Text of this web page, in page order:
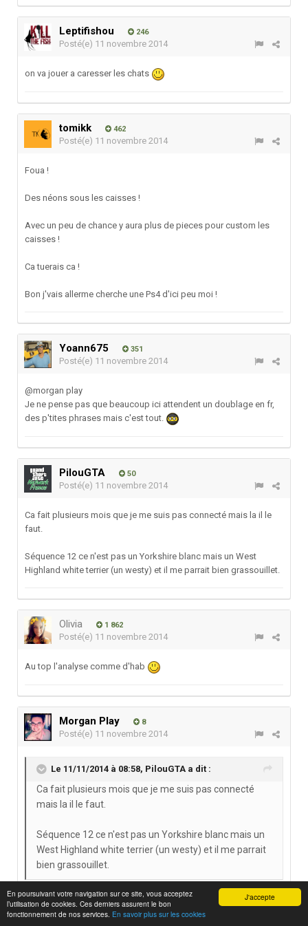
J'accepte
En poursuivant votre navigation sur ce site, vous acceptez
l’utilisation de cookies. Ces derniers assurent le bon
fonctionnement de nos services. En savoir plus sur les cookies
Leptifishou 246
Posté(e) 11 novembre 2014
on va jouer a caresser les chats
tomikk 462
Posté(e) 11 novembre 2014
Foua !
Des néons sous les caisses !
Avec un peu de chance y aura plus de pieces pour custom les
caisses !
Ca tuerais ca !
Bon j'vais allerme cherche une Ps4 d'ici peu moi !
Yoann675 351
Posté(e) 11 novembre 2014
@morgan play
Je ne pense pas que beaucoup ici attendent un doublage en fr,
des p'tites phrases mais c'est tout.
PilouGTA 50
Posté(e) 11 novembre 2014
Ca fait plusieurs mois que je me suis pas connecté mais la il le
faut.
Séquence 12 ce n'est pas un Yorkshire blanc mais un West
Highland white terrier (un westy) et il me parrait bien grassouillet.
Olivia 1 862
Posté(e) 11 novembre 2014
Au top l'analyse comme d'hab
Morgan Play 8
Posté(e) 11 novembre 2014
Le 11/11/2014 à 08:58, PilouGTA a dit :
Ca fait plusieurs mois que je me suis pas connecté
mais la il le faut.
Séquence 12 ce n'est pas un Yorkshire blanc mais un
West Highland white terrier (un westy) et il me parrait
bien grassouillet.
Oui c'est ce que j'allais dire, c'est bel et bien un Westy !
Trop mignons ces chiens-là d'ailleurs